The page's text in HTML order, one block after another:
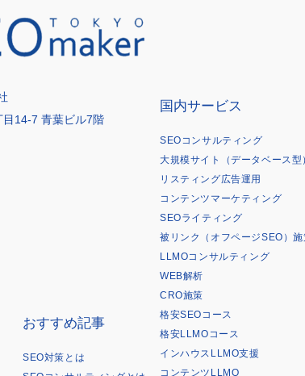
14-7 青葉ビル7階
おすすめ記事
SEO対策とは
国内サービス
SEOコンサルティング
大規模サイト（データベース型
リスティング広告運用
コンテンツマーケティング
SEOライティング
被リンク（オフページSEO）施
LLMOコンサルティング
WEB解析
CRO施策
格安SEOコース
格安LLMOコース
インハウスLLMO支援
コンテンツLLMO